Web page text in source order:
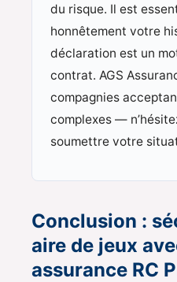
du risque. Il est
honnêtement votre
déclaration est un
contrat. AGS
compagnies
complexes —
soumettre votre
Conclusion :
aire de jeux
assurance RC